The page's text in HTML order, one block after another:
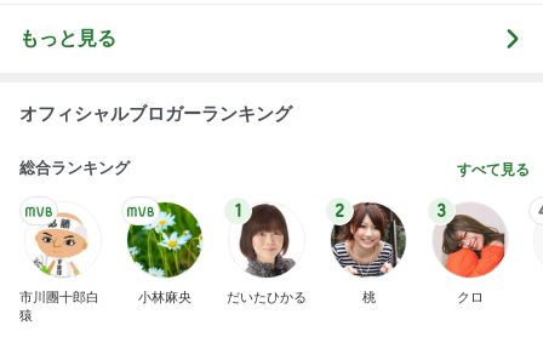
もっと見る
オフィシャルブロガーランキング
総合ランキング すべて見る
市川團十郎白
猿
小林麻央
1
だいたひかる
2
桃
3
クロ